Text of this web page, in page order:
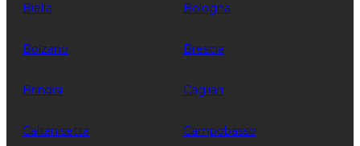
Biella Bologna
Bolzano Brescia
Brindisi Cagliari
Caltanisetta Campobasso